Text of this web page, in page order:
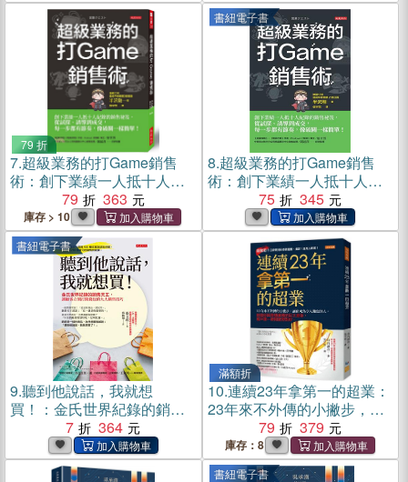
79 折
7.超級業務的打Game銷售
術：創下業績一人抵十人紀
錄的銷售祕笈，從試探、誘
導到成交，每一步都有節
奏，像破關一樣簡單！
79 363
庫存 > 10
書紐電子書
8.超級業務的打Game銷售
術：創下業績一人抵十人紀
錄的銷售祕笈，從試探、誘
導到成交，每一步都有節
奏，像破關一樣簡單！(電子
75 345
書紐電子書
9.聽到他說話，我就想
買！：金氏世界紀錄的銷售
天王，讓顧客立刻打開錢包
的九大銷售技巧(電子書)
7 364
滿額折
10.連續23年拿第一的超業：
23年來不外傳的小撇步，讓
你成為令人難忘的人。創造
你與普通業務的巨大差距，
客戶第一時間就想到你。
79 379
庫存：8
書紐電子書